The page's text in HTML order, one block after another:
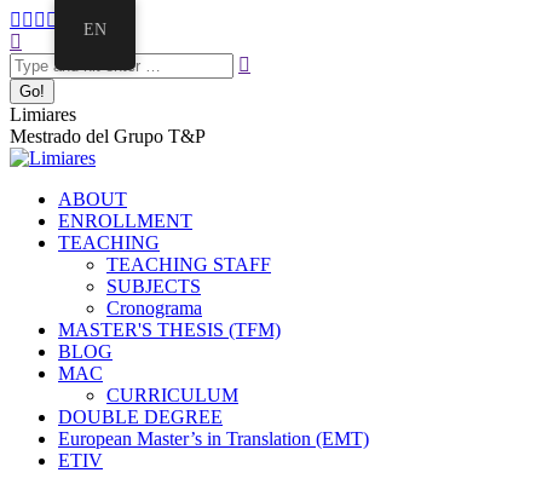
Limiares
Mestrado del Grupo T&P
ABOUT
ENROLLMENT
TEACHING
TEACHING STAFF
SUBJECTS
Cronograma
MASTER'S THESIS (TFM)
BLOG
MAC
CURRICULUM
DOUBLE DEGREE
European Master’s in Translation (EMT)
ETIV
EN